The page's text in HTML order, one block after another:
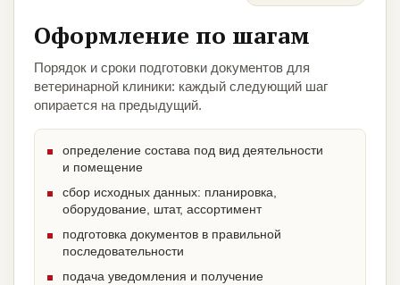
Оформление по шагам
Порядок и сроки подготовки документов для
ветеринарной клиники: каждый следующий шаг
опирается на предыдущий.
определение состава под вид деятельности
и помещение
сбор исходных данных: планировка,
оборудование, штат, ассортимент
подготовка документов в правильной
последовательности
подача уведомления и получение